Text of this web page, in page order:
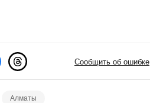
Сообщить об ошибке
Алматы